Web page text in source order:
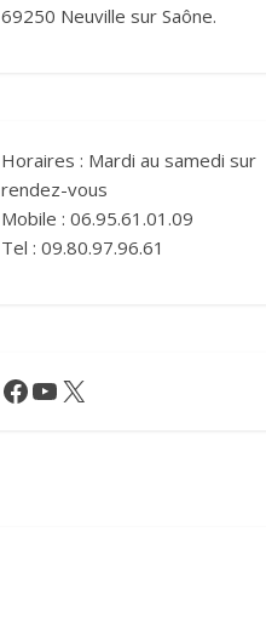
69250 Neuville sur Saône.
Horaires : Mardi au samedi sur
rendez-vous
Mobile : 06.95.61.01.09
Tel : 09.80.97.96.61
Facebook
YouTube
X